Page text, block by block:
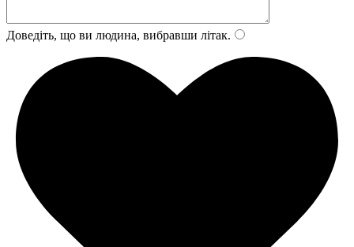
Доведіть, що ви людина, вибравши літак.